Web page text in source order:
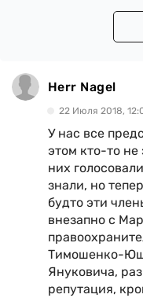
Herr Nagel
22 Июля 2018,
У нас все
этом кто-то не
них
знали, но
будто эти
внезапно с
Тимошенко-
Януковича,
репутация,